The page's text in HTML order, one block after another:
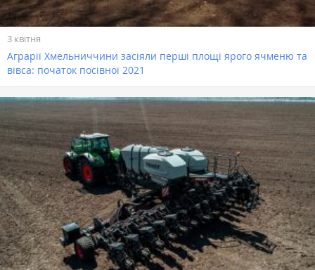
3 квітня
Аграрії Хмельниччини засіяли перші площі ярого ячменю та
вівса: початок посівної 2021